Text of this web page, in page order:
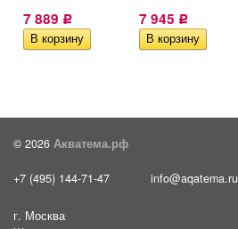
7 889 Р 7 945 Р
© 2026 Акватема.рф
+7 (495) 144-71-47 info@aqatema.ru
г. Москва